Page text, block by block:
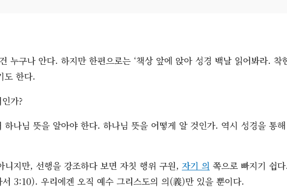
누구나 안다. 하지만 한편으로는 ‘책상 앞에 앉아 성경 백날 읽어봐라. 착
도 한다.
가?
나님 뜻을 알아야 한다. 하나님 뜻을 어떻게 알 것인가. 역시 성경을 통해
지만, 선행을 강조하다 보면 자칫 행위 구원, 자기 의 쪽으로 빠지기 쉽
3:10). 우리에겐 오직 예수 그리스도의 의(義)만 있을 뿐이다.